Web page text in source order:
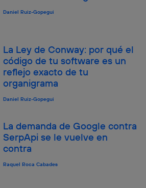
Daniel Ruiz-Gopegui
La Ley de Conway: por qué el
código de tu software es un
reflejo exacto de tu
organigrama
Daniel Ruiz-Gopegui
La demanda de Google contra
SerpApi se le vuelve en
contra
Raquel Roca Cabades